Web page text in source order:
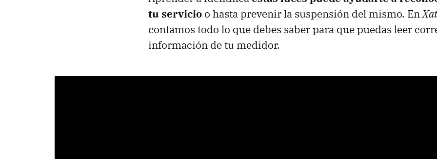
tu servicio o hasta prevenir la suspensión del mismo. En
contamos todo lo que debes saber para que puedas leer
información de tu medidor.